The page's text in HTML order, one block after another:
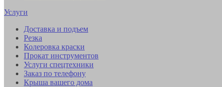
Услуги
Доставка и подъем
Резка
Колеровка краски
Прокат инструментов
Услуги спецтехники
Заказ по телефону
Крыша вашего дома